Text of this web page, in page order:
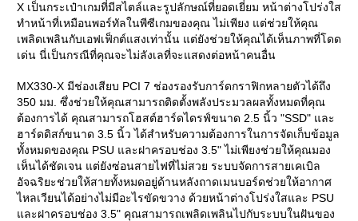
X เป็นกระเป๋าเกมที่มีสไตล์และรูปลักษณ์ที่ยอดเยี่ยม หน้าต่างโปร่งใส
ทำหน้าที่เหมือนพอร์ทัลในพีซีเกมของคุณ ไม่เพียง แต่ช่วยให้คุณ
เพลิดเพลินกับเอฟเฟ็กต์แสงเท่านั้น แต่ยังช่วยให้คุณได้เห็นภาพที่โดด
เด่น นี่เป็นกรณีที่คุณจะไม่ลังเลที่จะแสดงต่อหน้าคนอื่น
MX330-X มีช่องเสียบ PCI 7 ช่องรองรับการ์ดกราฟิกหลายตัวได้ถึง
350 มม. ซึ่งช่วยให้คุณสามารถติดตั้งพลังประมวลผลทั้งหมดที่คุณ
ต้องการได้ คุณสามารถโฮสต์ฮาร์ดไดรฟ์ขนาด 2.5 นิ้ว "SSD" และ
ฮาร์ดดิสก์ขนาด 3.5 นิ้ว ได้สำหรับความต้องการในการจัดเก็บข้อมูล
ทั้งหมดของคุณ PSU และฝาครอบช่อง 3.5"ไม่เพียงช่วยให้คุณมอง
เห็นได้ชัดเจน แต่ยังซ่อนสายไฟที่ไม่สวย ระบบจัดการสายเคเบิล
อัจฉริยะช่วยให้สายทั้งหมดอยู่ด้านหลังถาดเมนบอร์ดช่วยให้อากาศ
ไหลเวียนได้อย่างไม่มีอะไรขัดขวาง ด้วยหน้าต่างโปร่งใสและ PSU
และฝาครอบช่อง 3.5" คุณสามารถเพลิดเพลินไปกับระบบในฝันของ